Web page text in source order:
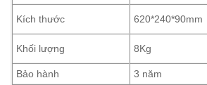
Kích thước 620*240*90mm
Khối lượng 8Kg
Bảo hành
3 năm